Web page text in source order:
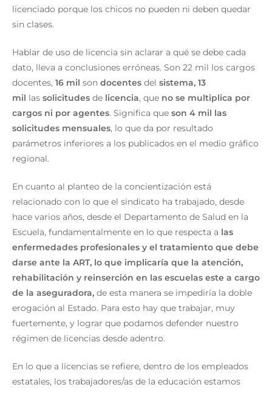
licenciado porque los chicos no pueden ni deben quedar
sin clases.
Hablar de uso de licencia sin aclarar a qué se debe cada
dato, lleva a conclusiones erróneas. Son 22 mil los cargos
docentes, 16 mil son docentes del sistema, 13
mil las solicitudes de licencia, que no se multiplica por
cargos ni por agentes. Significa que son 4 mil las
solicitudes mensuales, lo que da por resultado
parámetros inferiores a los publicados en el medio gráfico
regional.
En cuanto al planteo de la concientización está
relacionado con lo que el sindicato ha trabajado, desde
hace varios años, desde el Departamento de Salud en la
Escuela, fundamentalmente en lo que respecta a las
enfermedades profesionales y el tratamiento que debe
darse ante la ART, lo que implicaría que la atención,
rehabilitación y reinserción en las escuelas este a cargo
de la aseguradora, de esta manera se impediría la doble
erogación al Estado. Para esto hay que trabajar, muy
fuertemente, y lograr que podamos defender nuestro
régimen de licencias desde adentro.
En lo que a licencias se refiere, dentro de los empleados
estatales, los trabajadores/as de la educación estamos